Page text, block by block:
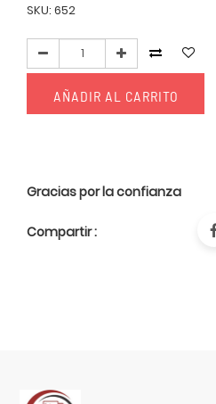
SKU: 652
AÑADIR AL CARRITO
Gracias por la confianza
Compartir :